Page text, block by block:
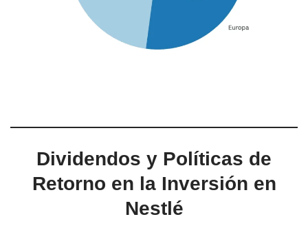
Dividendos y Políticas de
Retorno en la Inversión en
Nestlé